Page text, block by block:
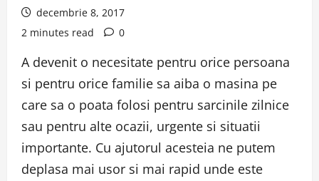
decembrie 8, 2017
2 minutes read
0
A devenit o necesitate pentru orice persoana
si pentru orice familie sa aiba o masina pe
care sa o poata folosi pentru sarcinile zilnice
sau pentru alte ocazii, urgente si situatii
importante. Cu ajutorul acesteia ne putem
deplasa mai usor si mai rapid unde este